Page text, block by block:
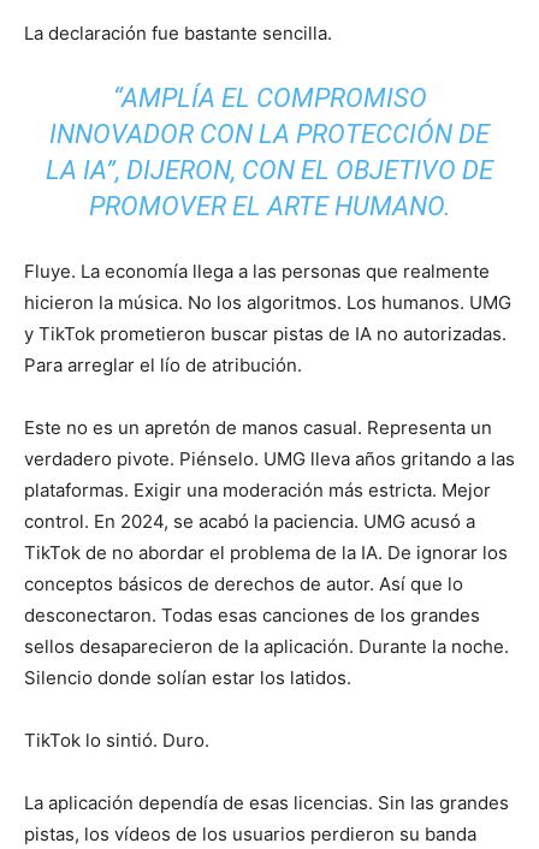
La declaración fue bastante sencilla.
“AMPLÍA EL COMPROMISO
INNOVADOR CON LA PROTECCIÓN DE
LA IA”, DIJERON, CON EL OBJETIVO DE
PROMOVER EL ARTE HUMANO.
Fluye. La economía llega a las personas que realmente
hicieron la música. No los algoritmos. Los humanos. UMG
y TikTok prometieron buscar pistas de IA no autorizadas.
Para arreglar el lío de atribución.
Este no es un apretón de manos casual. Representa un
verdadero pivote. Piénselo. UMG lleva años gritando a las
plataformas. Exigir una moderación más estricta. Mejor
control. En 2024, se acabó la paciencia. UMG acusó a
TikTok de no abordar el problema de la IA. De ignorar los
conceptos básicos de derechos de autor. Así que lo
desconectaron. Todas esas canciones de los grandes
sellos desaparecieron de la aplicación. Durante la noche.
Silencio donde solían estar los latidos.
TikTok lo sintió. Duro.
La aplicación dependía de esas licencias. Sin las grandes
pistas, los vídeos de los usuarios perdieron su banda